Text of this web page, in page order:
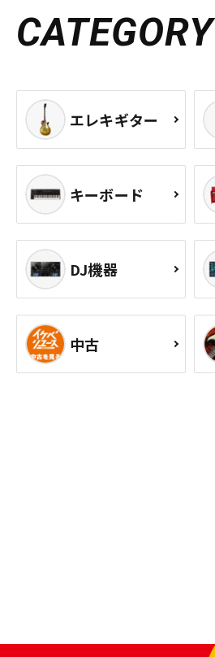
CATEGORY
エレキギター
キーボード
DJ機器
中古